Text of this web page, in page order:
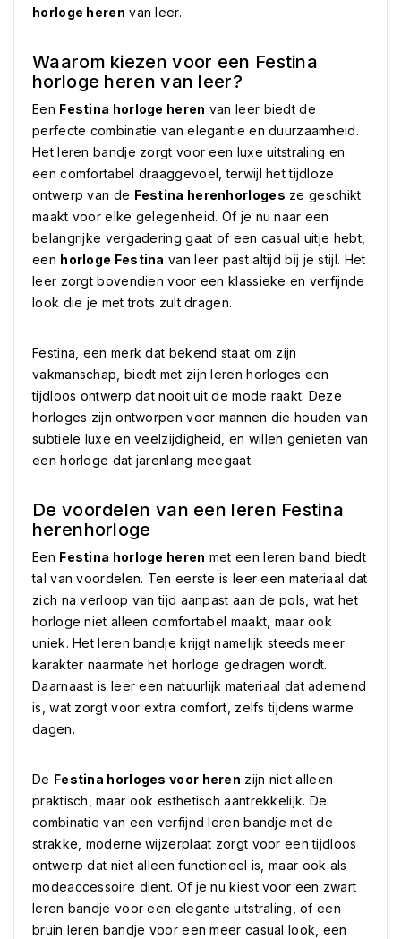
horloge heren van leer.
Waarom kiezen voor een Festina
horloge heren van leer?
Een Festina horloge heren van leer biedt de
perfecte combinatie van elegantie en duurzaamheid.
Het leren bandje zorgt voor een luxe uitstraling en
een comfortabel draaggevoel, terwijl het tijdloze
ontwerp van de Festina herenhorloges ze geschikt
maakt voor elke gelegenheid. Of je nu naar een
belangrijke vergadering gaat of een casual uitje hebt,
een horloge Festina van leer past altijd bij je stijl. Het
leer zorgt bovendien voor een klassieke en verfijnde
look die je met trots zult dragen.
Festina, een merk dat bekend staat om zijn
vakmanschap, biedt met zijn leren horloges een
tijdloos ontwerp dat nooit uit de mode raakt. Deze
horloges zijn ontworpen voor mannen die houden van
subtiele luxe en veelzijdigheid, en willen genieten van
een horloge dat jarenlang meegaat.
De voordelen van een leren Festina
herenhorloge
Een Festina horloge heren met een leren band biedt
tal van voordelen. Ten eerste is leer een materiaal dat
zich na verloop van tijd aanpast aan de pols, wat het
horloge niet alleen comfortabel maakt, maar ook
uniek. Het leren bandje krijgt namelijk steeds meer
karakter naarmate het horloge gedragen wordt.
Daarnaast is leer een natuurlijk materiaal dat ademend
is, wat zorgt voor extra comfort, zelfs tijdens warme
dagen.
De Festina horloges voor heren zijn niet alleen
praktisch, maar ook esthetisch aantrekkelijk. De
combinatie van een verfijnd leren bandje met de
strakke, moderne wijzerplaat zorgt voor een tijdloos
ontwerp dat niet alleen functioneel is, maar ook als
modeaccessoire dient. Of je nu kiest voor een zwart
leren bandje voor een elegante uitstraling, of een
bruin leren bandje voor een meer casual look, een